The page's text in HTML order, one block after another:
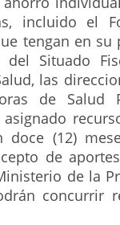
incluido el
tengan en su
del Situado
las
de Salud
doce (12)
de
de la
concurrir